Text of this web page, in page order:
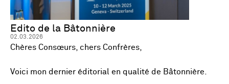
Edito de la Bâtonnière
02.03.2026
Chères Consœurs, chers Confrères,
Voici mon dernier éditorial en qualité de Bâtonnière.